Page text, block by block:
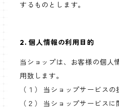
するものとします。
2. 個人情報の利用目的
当ショップは、お客様の個人
用致します。
（１） 当ショップサービスの
（２） 当ショップサービス